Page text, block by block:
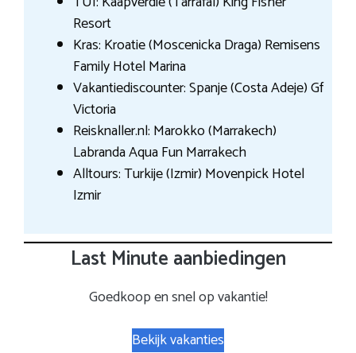
Resort
Kras: Kroatie (Moscenicka Draga) Remisens
Family Hotel Marina
Vakantiediscounter: Spanje (Costa Adeje) Gf
Victoria
Reisknaller.nl: Marokko (Marrakech)
Labranda Aqua Fun Marrakech
Alltours: Turkije (Izmir) Movenpick Hotel
Izmir
Last Minute aanbiedingen
Goedkoop en snel op vakantie!
Bekijk vakanties